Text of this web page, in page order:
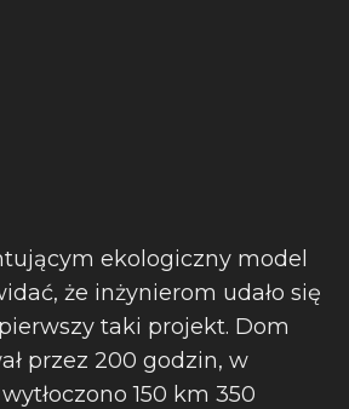
ekologiczny model
że inżynierom udało się
taki projekt. Dom
przez 200 godzin, w
150 km 350